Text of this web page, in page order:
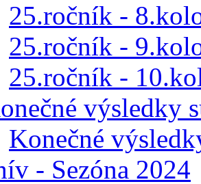
25.ročník -
25.ročník -
25.ročník -
výsledky
Konečné
- Sezóna 2024